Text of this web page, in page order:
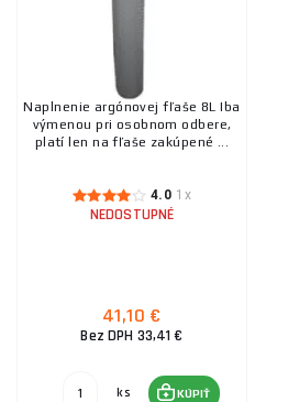
Naplnenie argónovej fľaše 8L Iba
výmenou pri osobnom odbere,
platí len na fľaše zakúpené ...
4.0 1x
NEDOSTUPNÉ
41,10 €
Bez DPH 33,41 €
ks KÚPIŤ